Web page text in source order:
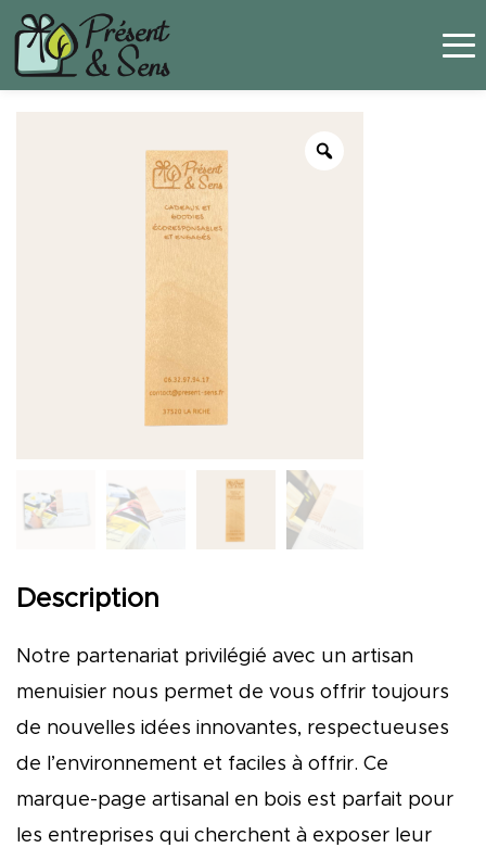
Description
Notre partenariat privilégié avec un artisan
menuisier nous permet de vous offrir toujours
de nouvelles idées innovantes, respectueuses
de l’environnement et faciles à offrir. Ce
marque-page artisanal en bois est parfait pour
les entreprises qui cherchent à exposer leur
Panneau de gestion des cookies